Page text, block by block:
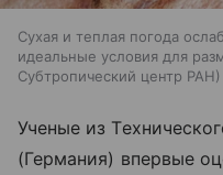
Сухая и теплая погода
идеальные условия для
Субтропический центр РАН
Ученые из
(Германия) впервые